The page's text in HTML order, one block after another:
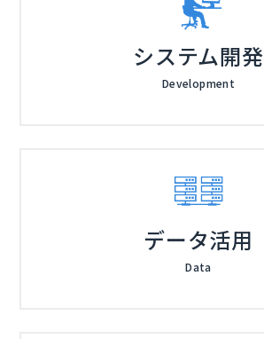
システム開発
Development
データ活用
Data